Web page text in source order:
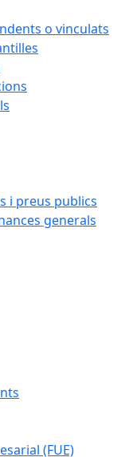
o vinculats
i preus publics
generals
(FUE)